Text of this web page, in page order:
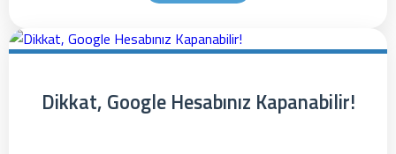
Dikkat, Google Hesabınız Kapanabilir!